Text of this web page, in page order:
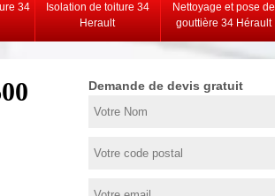
34
Isolation de toiture 34
Herault
Nettoyage et pose de
gouttière 34 Hérault
Demande de devis gratuit